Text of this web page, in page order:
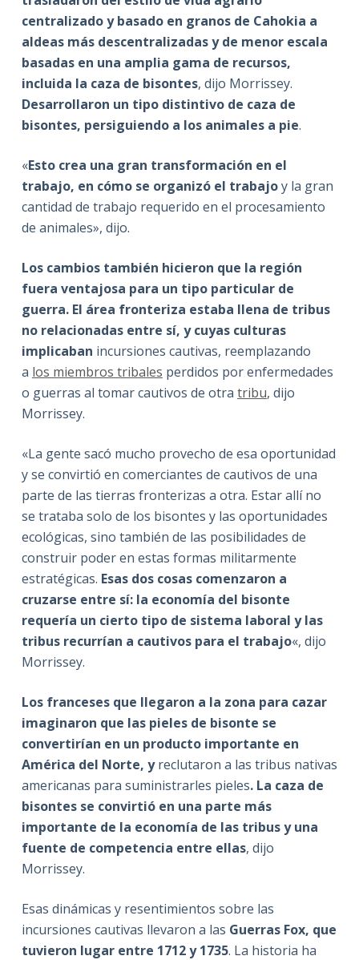
centralizado y basado en granos de Cahokia a
aldeas más descentralizadas y de menor escala
basadas en una amplia gama de recursos,
incluida la caza de bisontes, dijo Morrissey.
Desarrollaron un tipo distintivo de caza de
bisontes, persiguiendo a los animales a pie.
«Esto crea una gran transformación en el
trabajo, en cómo se organizó el trabajoy la gran
cantidad de trabajo requerido en el procesamiento
de animales», dijo.
Los cambios también hicieron que la región
fuera ventajosa para un tipo particular de
guerra. El área fronteriza estaba llena de tribus
no relacionadas entre sí, y cuyas culturas
implicaban incursiones cautivas, reemplazando
a los miembros tribales perdidos por enfermedades
o guerras al tomar cautivos de otra tribu, dijo
Morrissey.
«La gente sacó mucho provecho de esa oportunidad
y se convirtió en comerciantes de cautivos de una
parte de las tierras fronterizas a otra. Estar allí no
se trataba solo de los bisontes y las oportunidades
ecológicas, sino también de las posibilidades de
construir poder en estas formas militarmente
estratégicas. Esas dos cosas comenzaron a
cruzarse entre sí: la economía del bisonte
requería un cierto tipo de sistema laboral y las
tribus recurrían a cautivos para el trabajo«, dijo
Morrissey.
Los franceses que llegaron a la zona para cazar
imaginaron que las pieles de bisonte se
convertirían en un producto importante en
América del Norte, yreclutaron a las tribus nativas
americanas para suministrarles pieles. La caza de
bisontes se convirtió en una parte más
importante de la economía de las tribus y una
fuente de competencia entre ellas, dijo
Morrissey.
Esas dinámicas y resentimientos sobre las
incursiones cautivas llevaron a las Guerras Fox, que
tuvieron lugar entre 1712 y 1735. La historia ha